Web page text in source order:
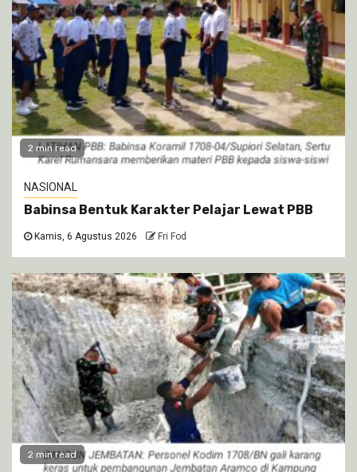
2 min read
NASIONAL
Babinsa Bentuk Karakter Pelajar Lewat PBB
Kamis, 6 Agustus 2026 Fri Fod
2 min read